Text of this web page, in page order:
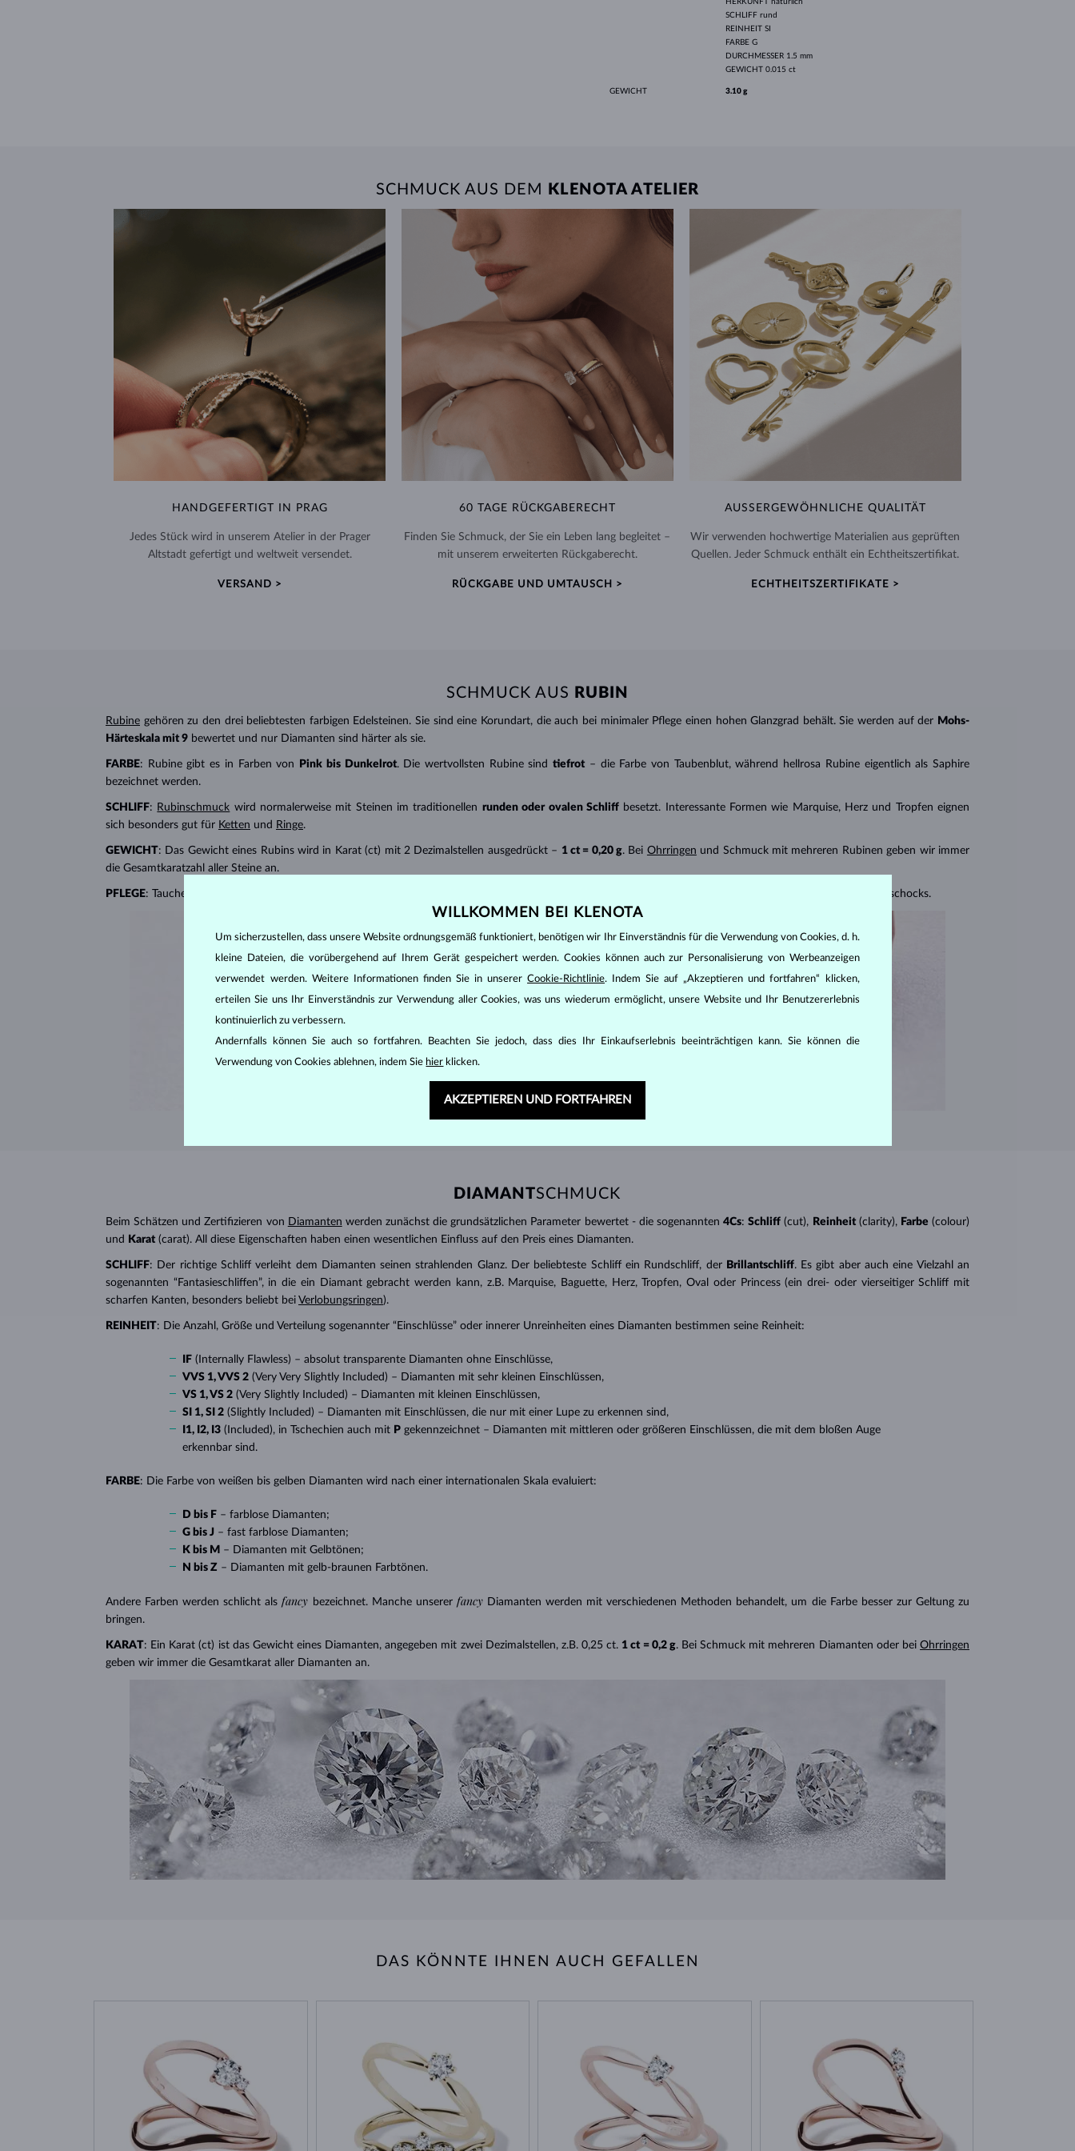
SCHLIFF rund
REINHEIT SI
FARBE G
DURCHMESSER 1.5 mm
GEWICHT 0.015 ct
GEWICHT 3.10 g
SCHMUCK AUS DEM KLENOTA ATELIER
HANDGEFERTIGT IN PRAG
Jedes Stück wird in unserem Atelier in der Prager
Altstadt gefertigt und weltweit versendet.
VERSAND >
60 TAGE RÜCKGABERECHT
Finden Sie Schmuck, der Sie ein Leben lang begleitet –
mit unserem erweiterten Rückgaberecht.
RÜCKGABE UND UMTAUSCH >
AUSSERGEWÖHNLICHE QUALITÄT
Wir verwenden hochwertige Materialien aus geprüften
Quellen. Jeder Schmuck enthält ein Echtheitszertifikat.
ECHTHEITSZERTIFIKATE >
SCHMUCK AUS RUBIN
Rubine gehören zu den drei beliebtesten farbigen Edelsteinen. Sie sind eine Korundart, die auch bei minimaler Pflege einen hohen Glanzgrad behält. Sie werden auf der Mohs-
Härteskala mit 9 bewertet und nur Diamanten sind härter als sie.
FARBE: Rubine gibt es in Farben von Pink bis Dunkelrot. Die wertvollsten Rubine sind tiefrot – die Farbe von Taubenblut, während hellrosa Rubine eigentlich als Saphire
bezeichnet werden.
SCHLIFF: Rubinschmuck wird normalerweise mit Steinen im traditionellen runden oder ovalen Schliff besetzt. Interessante Formen wie Marquise, Herz und Tropfen eignen
sich besonders gut für Ketten und Ringe.
GEWICHT: Das Gewicht eines Rubins wird in Karat (ct) mit 2 Dezimalstellen ausgedrückt – 1 ct = 0,20 g. Bei Ohrringen und Schmuck mit mehreren Rubinen geben wir immer
die Gesamtkaratzahl aller Steine ​​an.
PFLEGE: Tauchen Sie Rubinschmuck in warmes Seifenwasser und reinigen Sie ihn mit einer weichen Bürste. Schützen Sie den Stein vor Druck- und Temperaturschocks.
DIAMANTSCHMUCK
Beim Schätzen und Zertifizieren von Diamanten werden zunächst die grundsätzlichen Parameter bewertet - die sogenannten 4Cs: Schliff (cut), Reinheit (clarity), Farbe (colour)
und
Karat (carat). All diese Eigenschaften haben einen wesentlichen Einfluss auf den Preis eines Diamanten.
SCHLIFF: Der richtige Schliff verleiht dem Diamanten seinen strahlenden Glanz. Der beliebteste Schliff ein Rundschliff, der Brillantschliff. Es gibt aber auch eine Vielzahl an
sogenannten “Fantasieschliffen”, in die ein Diamant gebracht werden kann, z.B. Marquise, Baguette, Herz, Tropfen, Oval oder Princess (ein drei- oder vierseitiger Schliff mit
scharfen Kanten, besonders beliebt bei Verlobungsringen).
REINHEIT: Die Anzahl, Größe und Verteilung sogenannter “Einschlüsse” oder innerer Unreinheiten eines Diamanten bestimmen seine Reinheit:
IF (Internally Flawless) – absolut transparente Diamanten ohne Einschlüsse,
VVS 1, VVS 2 (Very Very Slightly Included) – Diamanten mit sehr kleinen Einschlüssen,
VS 1, VS 2 (Very Slightly Included) – Diamanten mit kleinen Einschlüssen,
SI 1, SI 2 (Slightly Included) – Diamanten mit Einschlüssen, die nur mit einer Lupe zu erkennen sind,
I1, I2, I3 (Included), in Tschechien auch mit P gekennzeichnet – Diamanten mit mittleren oder größeren Einschlüssen, die mit dem bloßen Auge
erkennbar sind.
FARBE: Die Farbe von weißen bis gelben Diamanten wird nach einer internationalen Skala evaluiert:
D bis F – farblose Diamanten;
G bis J – fast farblose Diamanten;
K bis M – Diamanten mit Gelbtönen;
N bis Z – Diamanten mit gelb-braunen Farbtönen.
Andere Farben werden schlicht als fancy bezeichnet. Manche unserer fancy Diamanten werden mit verschiedenen Methoden behandelt, um die Farbe besser zur Geltung zu
bringen.
KARAT: Ein Karat (ct) ist das Gewicht eines Diamanten, angegeben mit zwei Dezimalstellen, z.B. 0,25 ct. 1 ct = 0,2 g. Bei Schmuck mit mehreren Diamanten oder bei Ohrringen
geben wir immer die Gesamtkarat aller Diamanten an.
DAS KÖNNTE IHNEN AUCH GEFALLEN
WILLKOMMEN BEI KLENOTA
Um sicherzustellen, dass unsere Website ordnungsgemäß funktioniert, benötigen wir Ihr Einverständnis für die Verwendung von Cookies, d. h.
kleine Dateien, die vorübergehend auf Ihrem Gerät gespeichert werden. Cookies können auch zur Personalisierung von Werbeanzeigen
verwendet werden. Weitere Informationen finden Sie in unsererCookie-Richtlinie. Indem Sie auf „Akzeptieren und fortfahren“ klicken,
erteilen Sie uns Ihr Einverständnis zur Verwendung aller Cookies, was uns wiederum ermöglicht, unsere Website und Ihr Benutzererlebnis
kontinuierlich zu verbessern.
Andernfalls können Sie auch so fortfahren. Beachten Sie jedoch, dass dies Ihr Einkaufserlebnis beeinträchtigen kann. Sie können die
Verwendung von Cookies ablehnen, indem Sie hier klicken.
AKZEPTIEREN UND FORTFAHREN